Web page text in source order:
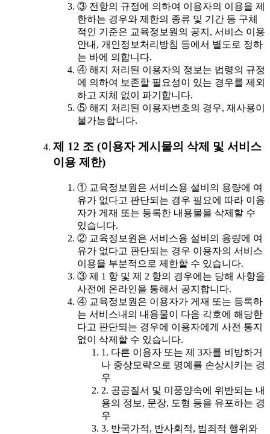
③ 전항의 규정에 의하여 이용자의 이용을 제
한하는 경우와 제한의 종류 및 기간 등 구체
적인 기준은 교육정보원의 공지, 서비스 이용
안내, 개인정보처리방침 등에서 별도로 정하
는 바에 의합니다.
④ 해지 처리된 이용자의 정보는 법령의 규정
에 의하여 보존할 필요성이 있는 경우를 제외
하고 지체 없이 파기합니다.
⑤ 해지 처리된 이용자번호의 경우, 재사용이
불가능합니다.
제 12 조 (이용자 게시물의 삭제 및 서비스
이용 제한)
① 교육정보원은 서비스용 설비의 용량에 여
유가 없다고 판단되는 경우 필요에 따라 이용
자가 게재 또는 등록한 내용물을 삭제할 수
있습니다.
② 교육정보원은 서비스용 설비의 용량에 여
유가 없다고 판단되는 경우 이용자의 서비스
이용을 부분적으로 제한할 수 있습니다.
③ 제 1 항 및 제 2 항의 경우에는 당해 사항을
사전에 온라인을 통해서 공지합니다.
④ 교육정보원은 이용자가 게재 또는 등록하
는 서비스내의 내용물이 다음 각호에 해당한
다고 판단되는 경우에 이용자에게 사전 통지
없이 삭제할 수 있습니다.
1. 다른 이용자 또는 제 3자를 비방하거
나 중상모략으로 명예를 손상시키는 경
우
2. 공공질서 및 미풍양속에 위반되는 내
용의 정보, 문장, 도형 등을 유포하는 경
우
3. 반국가적, 반사회적, 범죄적 행위와